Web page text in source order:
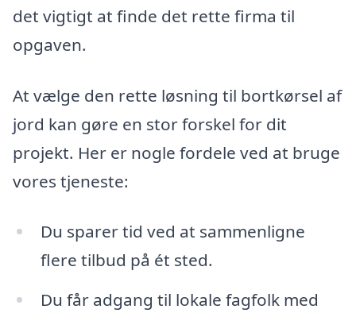
det vigtigt at finde det rette firma til
opgaven.
At vælge den rette løsning til bortkørsel af
jord kan gøre en stor forskel for dit
projekt. Her er nogle fordele ved at bruge
vores tjeneste:
Du sparer tid ved at sammenligne
flere tilbud på ét sted.
Du får adgang til lokale fagfolk med